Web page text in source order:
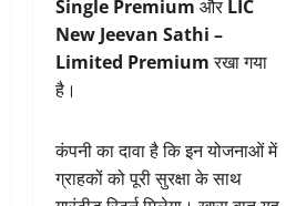
Single Premium और LIC
New Jeevan Sathi –
Limited Premiumरखा गया
है।
कंपनी का दावा है कि इन योजनाओं में
ग्राहकों को पूरी सुरक्षा के साथ